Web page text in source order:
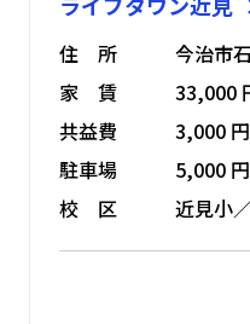
住 所
今治市
家 賃
33,000
共益費
3,000 円
駐車場
5,000 円
校 区
近見小